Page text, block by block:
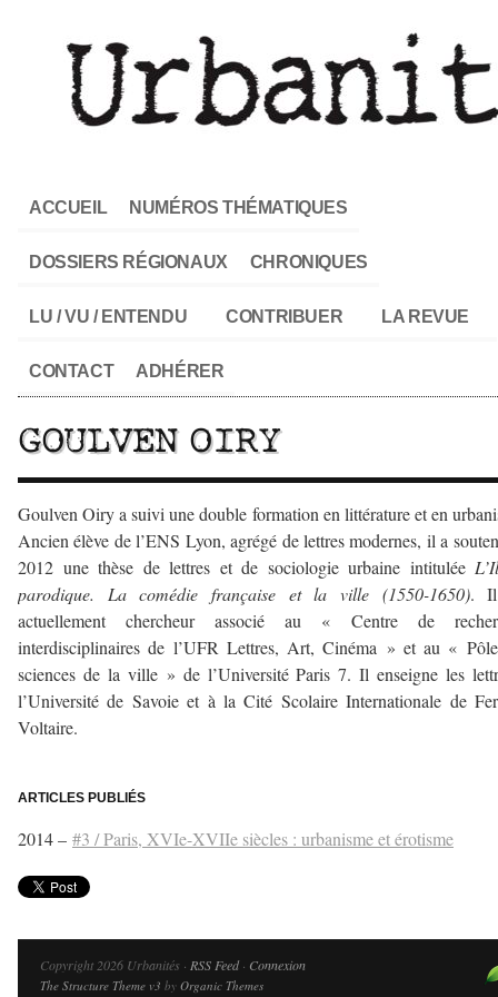
ACCUEIL NUMÉROS THÉMATIQUES
DOSSIERS RÉGIONAUX CHRONIQUES
LU / VU / ENTENDU CONTRIBUER LA REVUE
CONTACT ADHÉRER
GOULVEN OIRY
Goulven Oiry a suivi une double formation en littérature et en
Ancien élève de l’ENS Lyon, agrégé de lettres modernes, il a
2012 une thèse de lettres et de sociologie urbaine intitulée
parodique. La comédie française et la ville (1550-1650). Il
actuellement chercheur associé au « Centre de
interdisciplinaires de l’UFR Lettres, Art, Cinéma » et au «
sciences de la ville » de l’Université Paris 7. Il enseigne les
l’Université de Savoie et à la Cité Scolaire Internationale de
Voltaire.
ARTICLES PUBLIÉS
2014 – #3 / Paris, XVIe-XVIIe siècles : urbanisme et érotisme
Copyright 2026 Urbanités · RSS Feed· Connexion
The Structure Theme v3 by Organic Themes